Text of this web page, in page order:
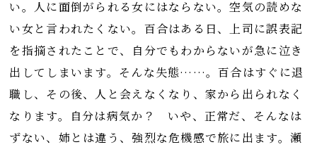
い。人に面倒がられる女にはならない。空気の読めな
い女と言われたくない。百合はある日、上司に誤表記
を指摘されたことで、自分でもわからないが急に泣き
出してしまいます。そんな失態……。百合はすぐに退
職し、その後、人と会えなくなり、家から出られなく
なります。自分は病気か？ いや、正常だ、そんなは
ずない、姉とは違う、強烈な危機感で旅に出ます。瀬